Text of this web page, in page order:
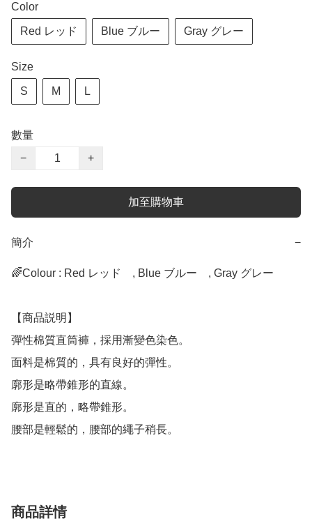
Color
Red レッド Blue ブルー Gray グレー
Size
S M L
數量
−
+
加至購物車
簡介 −
🌈Colour : Red レッド　, Blue ブルー　, Gray グレー
【商品説明】
彈性棉質直筒褲，採用漸變色染色。
面料是棉質的，具有良好的彈性。
廓形是略帶錐形的直線。
廓形是直的，略帶錐形。
腰部是輕鬆的，腰部的繩子稍長。
商品詳情